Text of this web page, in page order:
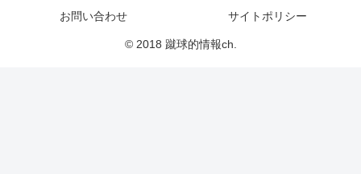
お問い合わせ サイトポリシー
© 2018 蹴球的情報ch.